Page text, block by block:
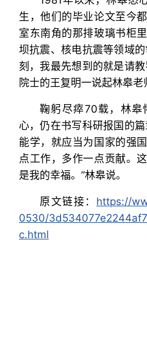
生，他们的毕业论文至今
室东南角的那排玻璃书柜
坝抗震、核电抗震等领域
刻，我最先想到的就是请
院士的王复明一说起林皋老
鞠躬尽瘁70载，林皋
心，仍在书写科研报国的
能学，就应当为国家的强
点工作，多作一点贡献。
是我的幸福。”林皋说。
原文链接： https://
0530/
c.html